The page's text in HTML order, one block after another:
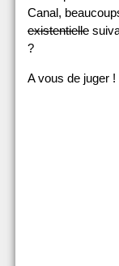
Canal,
existentielle
?
A vous de juger !